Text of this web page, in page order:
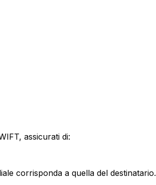
assicurati di:
corrisponda a quella del destinatario.